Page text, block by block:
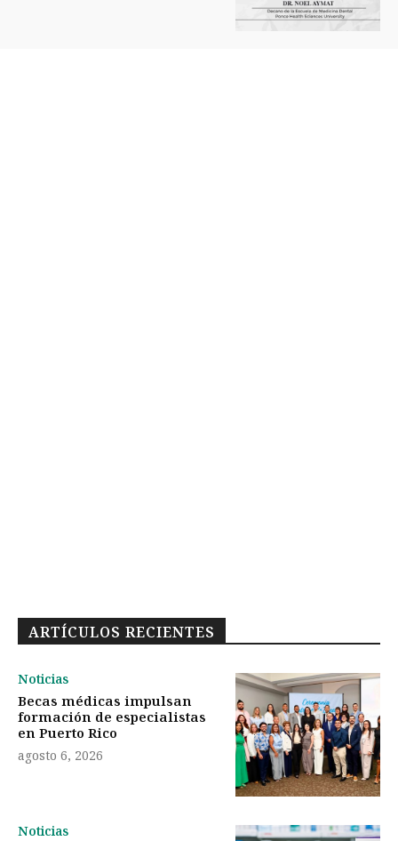
ARTÍCULOS RECIENTES
Noticias
Becas médicas impulsan
formación de especialistas
en Puerto Rico
agosto 6, 2026
Noticias